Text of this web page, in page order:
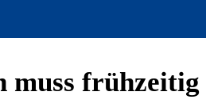
frühzeitig